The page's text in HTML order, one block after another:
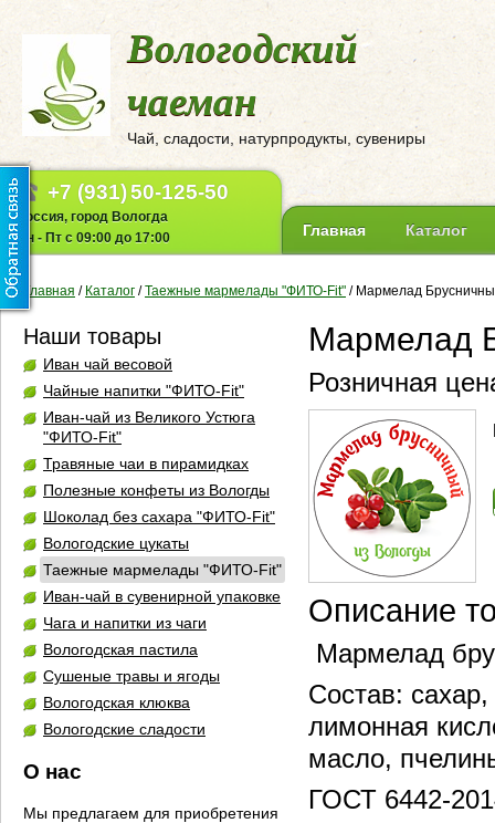
Вологодский
чаеман
Чай, сладости, натурпродукты, сувениры
+7 (931)50-125-50
Россия, город Вологда
Пн - Пт с 09:00 до 17:00
Главная Каталог
Главная / Каталог / Таежные мармелады "ФИТО-Fit" / Мармелад
Наши товары
Иван чай весовой
Чайные напитки "ФИТО-Fit"
Иван-чай из Великого Устюга
"ФИТО-Fit"
Травяные чаи в пирамидках
Полезные конфеты из Вологды
Шоколад без сахара "ФИТО-Fit"
Вологодские цукаты
Таежные мармелады "ФИТО-Fit"
Иван-чай в сувенирной упаковке
Чага и напитки из чаги
Вологодская пастила
Сушеные травы и ягоды
Вологодская клюква
Вологодские сладости
О нас
Мы предлагаем для приобретения
Мармелад
Розничная
Описание
Мармелад
Состав:
лимонная
масло,
ГОСТ 6442-